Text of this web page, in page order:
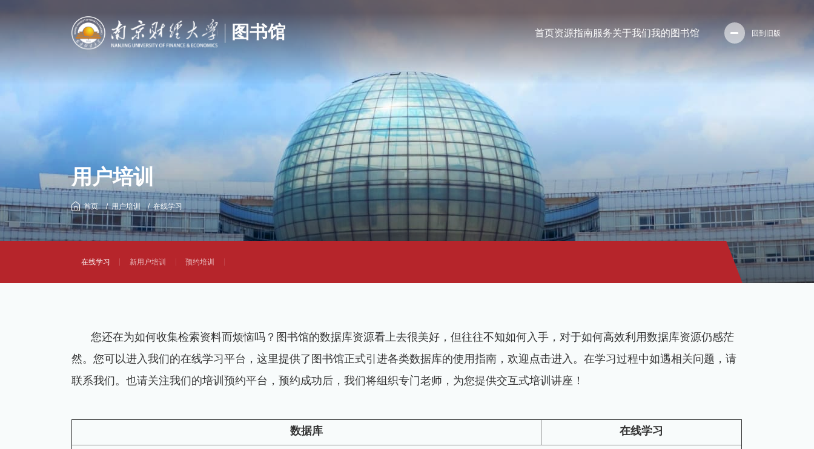
首页资源指南服务关于我们我的图书馆 回到旧版
用户培训
首页 用户培训 在线学习
在线学习 新用户培训 预约培训
您还在为如何收集检索资料而烦恼吗？图书馆的数据库资源看上去很美好，但往往不知如何入手，对于如何高效利用数据库资源仍感茫
然。您可以进入我们的在线学习平台，这里提供了图书馆正式引进各类数据库的使用指南，欢迎点击进入。在学习过程中如遇相关问题，请
联系我们。也请关注我们的培训预约平台，预约成功后，我们将组织专门老师，为您提供交互式培训讲座！
数据库 在线学习